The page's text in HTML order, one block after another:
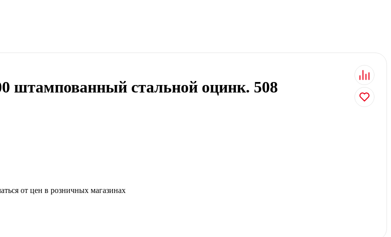
штампованный стальной оцинк. 508
от цен в розничных магазинах